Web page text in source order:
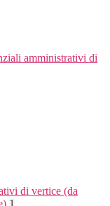
amministrativi di
di vertice (da